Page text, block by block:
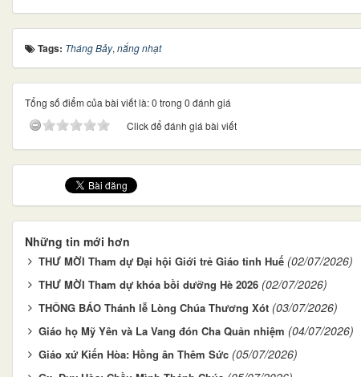
Tags: Tháng Bảy, nắng nhạt
Tổng số điểm của bài viết là: 0 trong 0 đánh giá
Click để đánh giá bài viết
Những tin mới hơn
THƯ MỜI Tham dự Đại hội Giới trẻ Giáo tỉnh Huế (02/07/2026)
THƯ MỜI Tham dự khóa bồi dưỡng Hè 2026 (02/07/2026)
THÔNG BÁO Thánh lễ Lòng Chúa Thương Xót (03/07/2026)
Giáo họ Mỹ Yên và La Vang đón Cha Quản nhiệm (04/07/2026)
Giáo xứ Kiến Hòa: Hồng ân Thêm Sức (05/07/2026)